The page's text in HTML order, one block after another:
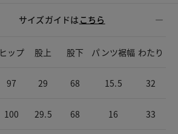
サイズガイドは こちら
ヒップ 股上 股下 パンツ裾幅 わたり
97 29 68 15.5 32
100 29.5 68 16 33